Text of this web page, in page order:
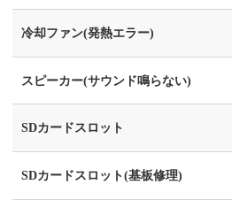
冷却ファン(発熱エラー)
スピーカー(サウンド鳴らない)
SDカードスロット
SDカードスロット(基板修理)